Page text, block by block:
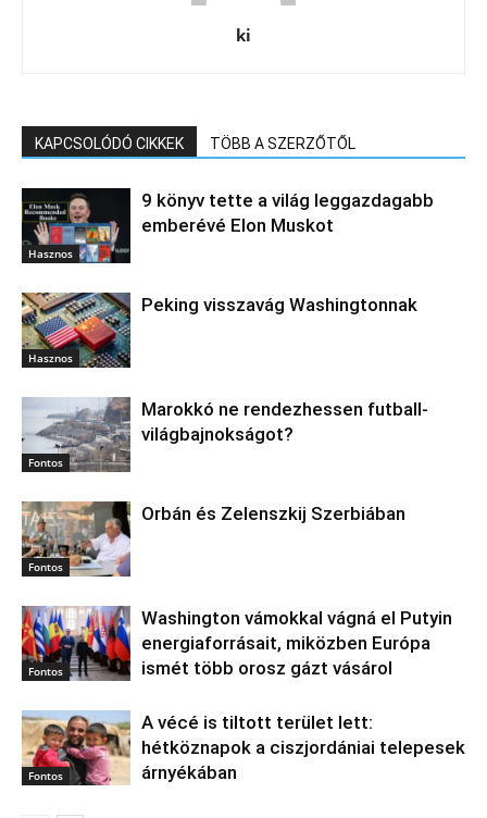
ki
KAPCSOLÓDÓ CIKKEK TÖBB A SZERZŐTŐL
Hasznos
9 könyv tette a világ leggazdagabb
emberévé Elon Muskot
Hasznos
Peking visszavág Washingtonnak
Fontos
Marokkó ne rendezhessen futball-
világbajnokságot?
Fontos
Orbán és Zelenszkij Szerbiában
Fontos
Washington vámokkal vágná el Putyin
energiaforrásait, miközben Európa
ismét több orosz gázt vásárol
Fontos
A vécé is tiltott terület lett:
hétköznapok a ciszjordániai telepesek
árnyékában